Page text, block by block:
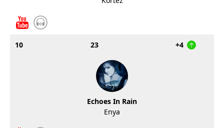
10 23 +4
Echoes In Rain
Enya